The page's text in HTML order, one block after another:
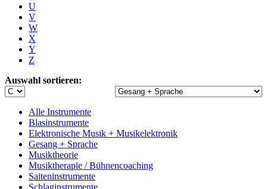
U
V
W
X
Y
Z
Auswahl sortieren:
Alle Instrumente
Blasinstrumente
Elektronische Musik + Musikelektronik
Gesang + Sprache
Musiktheorie
Musiktherapie / Bühnencoaching
Saiteninstrumente
Schlaginstrumente